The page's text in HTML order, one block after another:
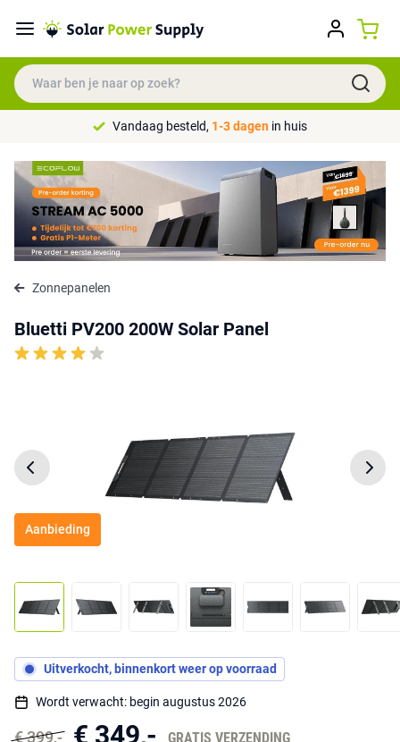
Vandaag besteld, 1-3 dagen in huis
Zonnepanelen
Bluetti PV200 200W Solar Panel
Aanbieding
Uitverkocht, binnenkort weer op voorraad
Wordt verwacht: begin augustus 2026
€ 399,- € 349,- GRATIS VERZENDING